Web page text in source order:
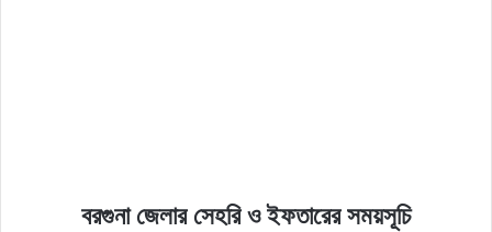
বরগুনা জেলার সেহরি ও ইফতারের সময়সূচি